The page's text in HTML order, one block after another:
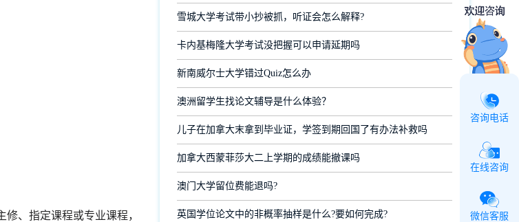
、指定课程或专业课程，
雪城大学考试带小抄被抓，听证会怎么解释?
卡内基梅隆大学考试没把握可以申请延期吗
新南威尔士大学错过Quiz怎么办
澳洲留学生找论文辅导是什么体验？
儿子在加拿大末拿到毕业证，学签到期回国了有办法补救吗
加拿大西蒙菲莎大二上学期的成绩能撤课吗
澳门大学留位费能退吗?
英国学位论文中的非概率抽样是什么?要如何完成?
咨询电话
在线咨询
微信客服